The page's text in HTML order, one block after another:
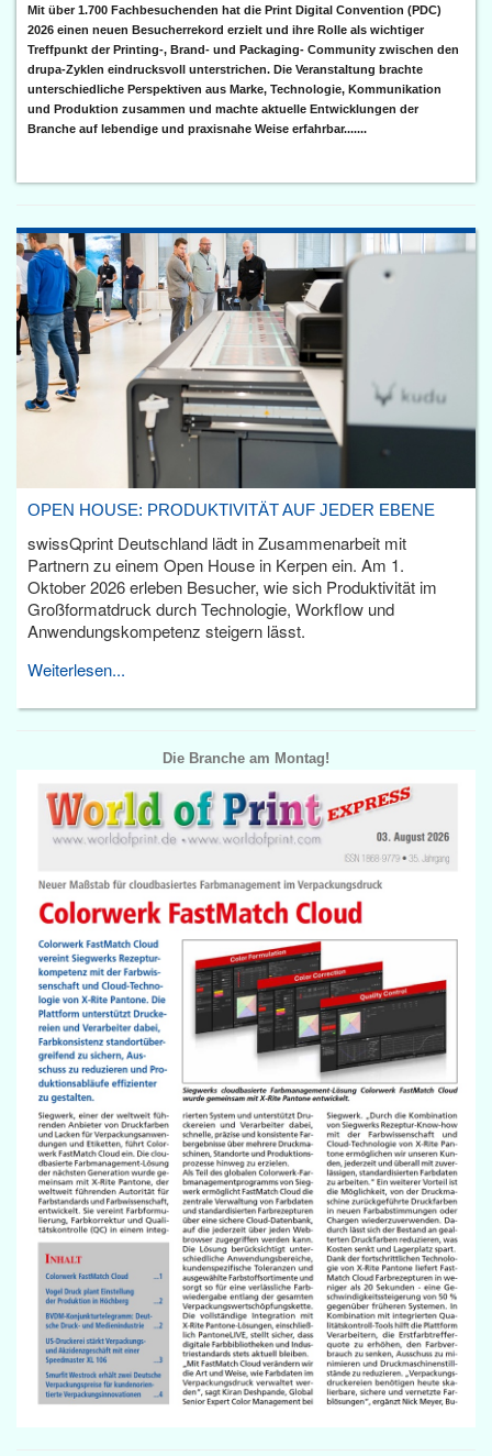
Mit über 1.700 Fachbesuchenden hat die Print Digital Convention (PDC)
2026 einen neuen Besucherrekord erzielt und ihre Rolle als wichtiger
Treffpunkt der Printing-, Brand- und Packaging- Community zwischen den
drupa-Zyklen eindrucksvoll unterstrichen. Die Veranstaltung brachte
unterschiedliche Perspektiven aus Marke, Technologie, Kommunikation
und Produktion zusammen und machte aktuelle Entwicklungen der
Branche auf lebendige und praxisnahe Weise erfahrbar.......
OPEN HOUSE: PRODUKTIVITÄT AUF JEDER EBENE
swissQprint Deutschland lädt in Zusammenarbeit mit
Partnern zu einem Open House in Kerpen ein. Am 1.
Oktober 2026 erleben Besucher, wie sich Produktivität im
Großformatdruck durch Technologie, Workflow und
Anwendungskompetenz steigern lässt.
Weiterlesen...
Die Branche am Montag!